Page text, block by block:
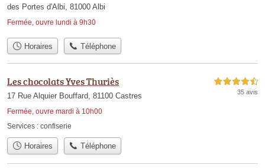
des Portes d'Albi, 81000 Albi
Fermée, ouvre lundi à 9h30
Horaires Téléphone
Les chocolats Yves Thuriès
17 Rue Alquier Bouffard, 81100 Castres
Fermée, ouvre mardi à 10h00
4,5 étoiles sur 5
35 avis
Services : confiserie
Horaires Téléphone